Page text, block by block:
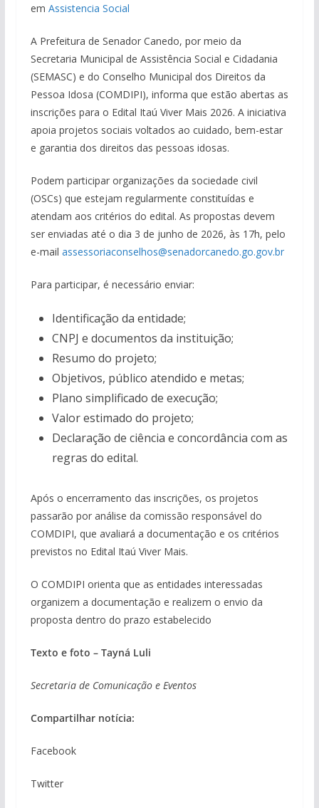
em Assistencia Social
A Prefeitura de Senador Canedo, por meio da
Secretaria Municipal de Assistência Social e Cidadania
(SEMASC) e do Conselho Municipal dos Direitos da
Pessoa Idosa (COMDIPI), informa que estão abertas as
inscrições para o Edital Itaú Viver Mais 2026. A iniciativa
apoia projetos sociais voltados ao cuidado, bem-estar
e garantia dos direitos das pessoas idosas.
Podem participar organizações da sociedade civil
(OSCs) que estejam regularmente constituídas e
atendam aos critérios do edital. As propostas devem
ser enviadas até o dia 3 de junho de 2026, às 17h, pelo
e-mail assessoriaconselhos@senadorcanedo.go.gov.br
Para participar, é necessário enviar:
Identificação da entidade;
CNPJ e documentos da instituição;
Resumo do projeto;
Objetivos, público atendido e metas;
Plano simplificado de execução;
Valor estimado do projeto;
Declaração de ciência e concordância com as
regras do edital.
Após o encerramento das inscrições, os projetos
passarão por análise da comissão responsável do
COMDIPI, que avaliará a documentação e os critérios
previstos no Edital Itaú Viver Mais.
O COMDIPI orienta que as entidades interessadas
organizem a documentação e realizem o envio da
proposta dentro do prazo estabelecido
Texto e foto – Tayná Luli
Secretaria de Comunicação e Eventos
Compartilhar notícia:
Facebook
Twitter